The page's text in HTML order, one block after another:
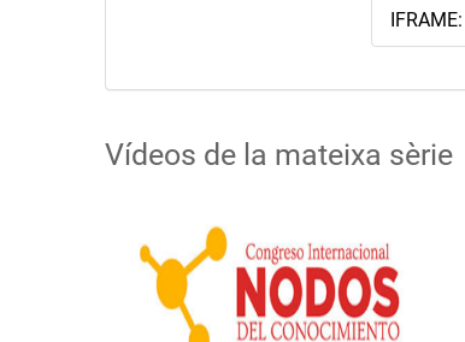
IFRAME:
Vídeos de la mateixa sèrie